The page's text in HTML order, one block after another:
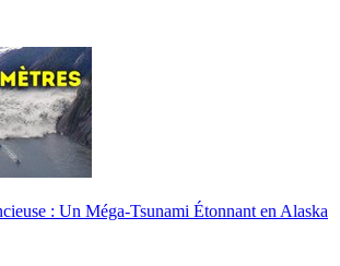
: Un Méga-Tsunami Étonnant en Alaska